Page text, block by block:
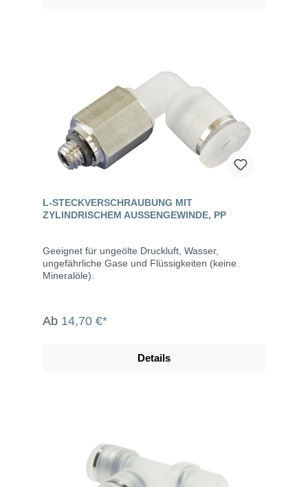
L-STECKVERSCHRAUBUNG MIT
ZYLINDRISCHEM AUSSENGEWINDE, PP
Geeignet für ungeölte Druckluft, Wasser,
ungefährliche Gase und Flüssigkeiten (keine
Mineralöle).
Ab 14,70 €*
Details